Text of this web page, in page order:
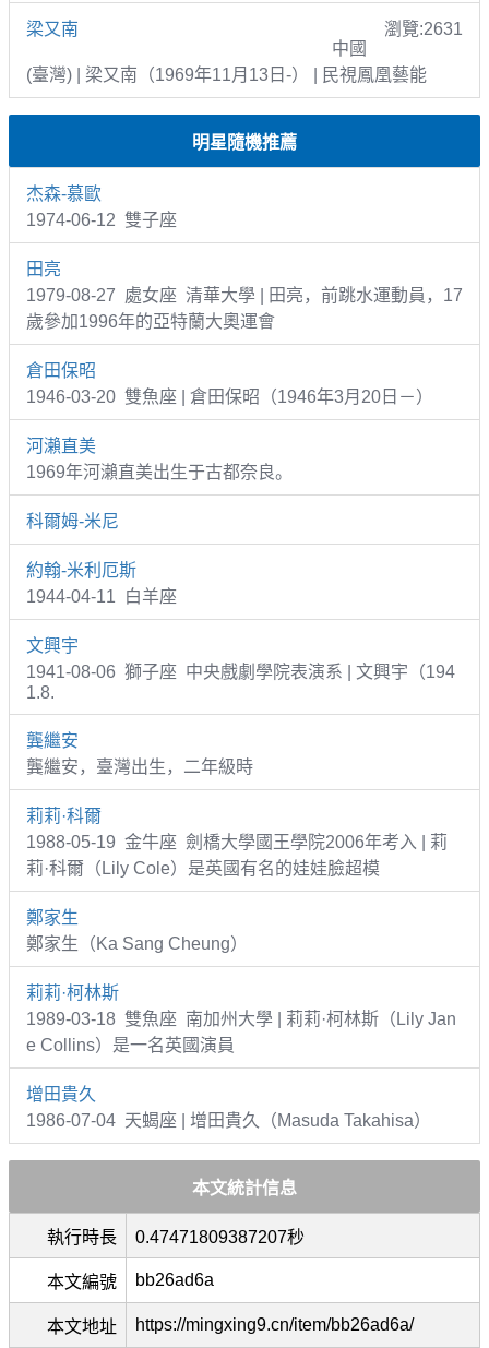
梁又南
瀏覽:2631
中國
(臺灣) | 梁又南（1969年11月13日-） | 民視鳳凰藝能
明星隨機推薦
杰森-慕歐
1974-06-12 雙子座
田亮
1979-08-27 處女座 清華大學 | 田亮，前跳水運動員，17
歲參加1996年的亞特蘭大奧運會
倉田保昭
1946-03-20 雙魚座 | 倉田保昭（1946年3月20日－）
河瀨直美
1969年河瀨直美出生于古都奈良。
科爾姆-米尼
約翰-米利厄斯
1944-04-11 白羊座
文興宇
1941-08-06 獅子座 中央戲劇學院表演系 | 文興宇（194
1.8.
龔繼安
龔繼安，臺灣出生，二年級時
莉莉·科爾
1988-05-19 金牛座 劍橋大學國王學院2006年考入 | 莉
莉·科爾（Lily Cole）是英國有名的娃娃臉超模
鄭家生
鄭家生（Ka Sang Cheung）
莉莉·柯林斯
1989-03-18 雙魚座 南加州大學 | 莉莉·柯林斯（Lily Jan
e Collins）是一名英國演員
增田貴久
1986-07-04 天蝎座 | 增田貴久（Masuda Takahisa）
本文統計信息
執行時長 0.47471809387207秒
本文編號 bb26ad6a
本文地址 https://mingxing9.cn/item/bb26ad6a/